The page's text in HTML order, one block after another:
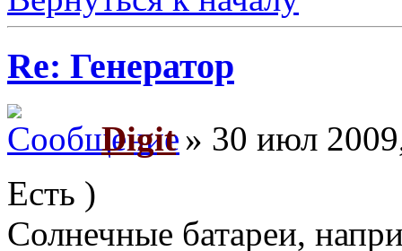
Re: Генератор
Digit» 30 июл
Есть )
Солнечные батареи,